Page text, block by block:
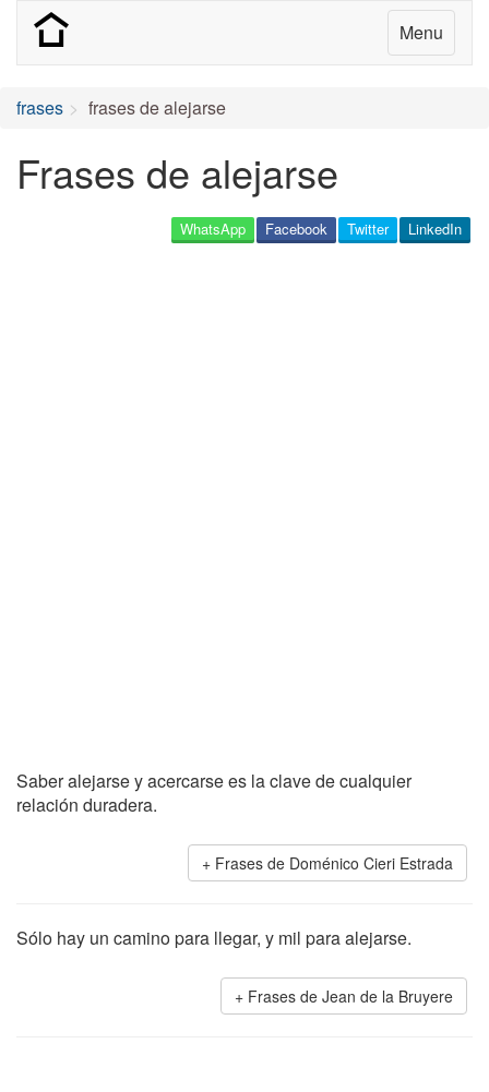
Menu
frases frases de alejarse
Frases de alejarse
LinkedIn
Twitter
Facebook
WhatsApp
Saber alejarse y acercarse es la clave de cualquier
relación duradera.
Frases de Doménico Cieri Estrada
Sólo hay un camino para llegar, y mil para alejarse.
Frases de Jean de la Bruyere